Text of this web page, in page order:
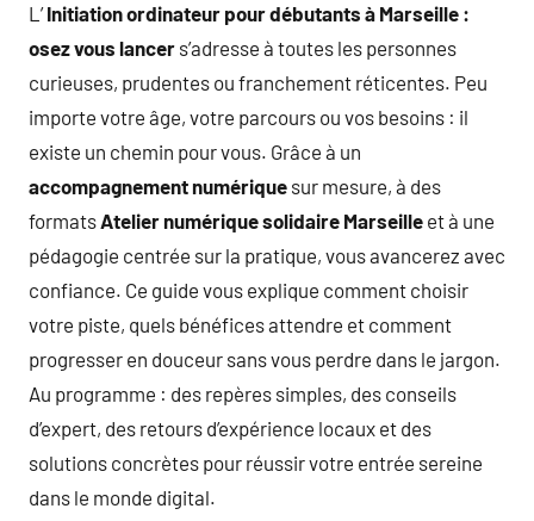
L’Initiation ordinateur pour débutants à Marseille :
osez vous lancer s’adresse à toutes les personnes
curieuses, prudentes ou franchement réticentes. Peu
importe votre âge, votre parcours ou vos besoins : il
existe un chemin pour vous. Grâce à un
accompagnement numérique sur mesure, à des
formatsAtelier numérique solidaire Marseille et à une
pédagogie centrée sur la pratique, vous avancerez avec
confiance. Ce guide vous explique comment choisir
votre piste, quels bénéfices attendre et comment
progresser en douceur sans vous perdre dans le jargon.
Au programme : des repères simples, des conseils
d’expert, des retours d’expérience locaux et des
solutions concrètes pour réussir votre entrée sereine
dans le monde digital.